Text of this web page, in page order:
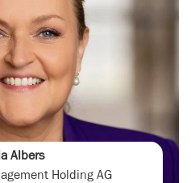
Albers
Holding AG